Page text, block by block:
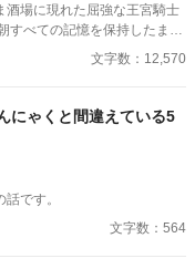
酒場に現れた屈強な王宮騎士
ラティスはなぜか本気だっ
のつもりです！！
文字数：12,570
にゃくと間違えている5
です。
文字数：564